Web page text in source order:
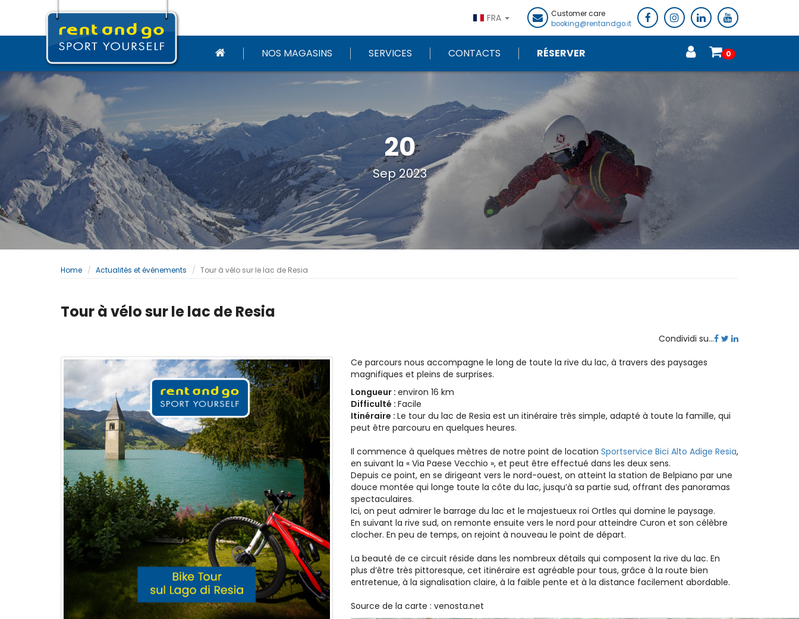
FRA
Customer care
booking@rentandgo.it
NOS MAGASINS SERVICES CONTACTS RÉSERVER 0
20
Sep 2023
Home Actualités et événements Tour à vélo sur le lac de Resia
Tour à vélo sur le lac de Resia
Condividi su...
Ce parcours nous accompagne le long de toute la rive du lac, à travers des paysages
magnifiques et pleins de surprises.
Longueur : environ 16 km
Difficulté : Facile
Itinéraire : Le tour du lac de Resia est un itinéraire très simple, adapté à toute la famille, qui
peut être parcouru en quelques heures.
Il commence à quelques mètres de notre point de location Sportservice Bici Alto Adige Resia,
en suivant la « Via Paese Vecchio », et peut être effectué dans les deux sens.
Depuis ce point, en se dirigeant vers le nord-ouest, on atteint la station de Belpiano par une
douce montée qui longe toute la côte du lac, jusqu’à sa partie sud, offrant des panoramas
spectaculaires.
Ici, on peut admirer le barrage du lac et le majestueux roi Ortles qui domine le paysage.
En suivant la rive sud, on remonte ensuite vers le nord pour atteindre Curon et son célèbre
clocher. En peu de temps, on rejoint à nouveau le point de départ.
La beauté de ce circuit réside dans les nombreux détails qui composent la rive du lac. En
plus d’être très pittoresque, cet itinéraire est agréable pour tous, grâce à la route bien
entretenue, à la signalisation claire, à la faible pente et à la distance facilement abordable.
Source de la carte : venosta.net